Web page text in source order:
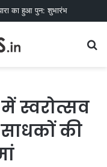
का हुआ पुन: शुभारंभ
स्वरोत्सव
की